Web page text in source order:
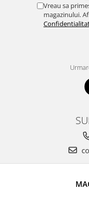
Vreau sa
magazinului.